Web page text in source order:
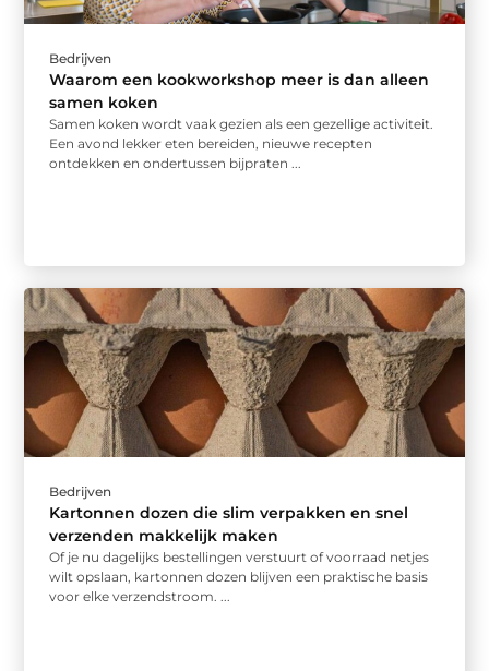
Bedrijven
Waarom een kookworkshop meer is dan alleen
samen koken
Samen koken wordt vaak gezien als een gezellige activiteit.
Een avond lekker eten bereiden, nieuwe recepten
ontdekken en ondertussen bijpraten ...
Bedrijven
Kartonnen dozen die slim verpakken en snel
verzenden makkelijk maken
Of je nu dagelijks bestellingen verstuurt of voorraad netjes
wilt opslaan, kartonnen dozen blijven een praktische basis
voor elke verzendstroom. ...